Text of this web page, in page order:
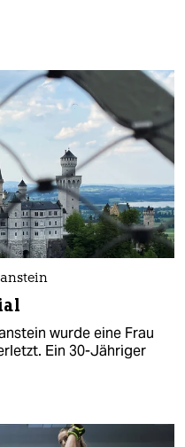
wurde eine Frau
Ein 30-Jähriger